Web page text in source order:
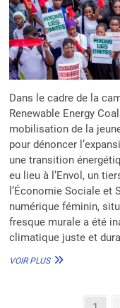
Dans le cadre de la
Renewable Energy
mobilisation de la
pour dénoncer
une transition
eu lieu à l’Envol, un
l’Économie Sociale et
numérique féminin,
fresque murale a été
climatique juste et
VOIR PLUSCAMPAGNE